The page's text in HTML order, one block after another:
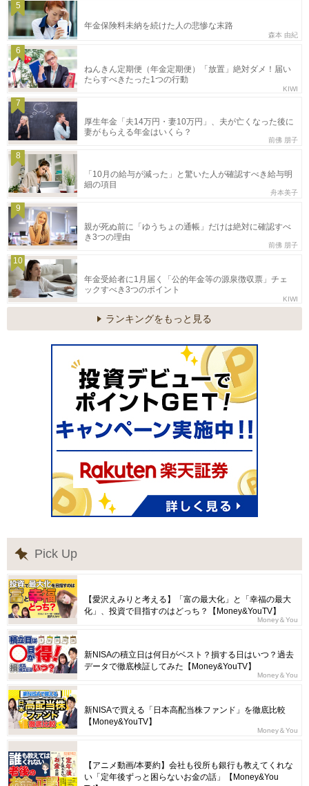
5
年金保険料未納を続けた人の悲惨な末路
森本 由紀
6
ねんきん定期便（年金定期便）「放置」絶対ダメ！届い
たらすべきたった1つの行動
KIWI
7
厚生年金「夫14万円・妻10万円」、夫が亡くなった後に
妻がもらえる年金はいくら？
前佛 朋子
8
「10月の給与が減った」と驚いた人が確認すべき給与明
細の項目
舟本美子
9
親が死ぬ前に「ゆうちょの通帳」だけは絶対に確認すべ
き3つの理由
前佛 朋子
10
年金受給者に1月届く「公的年金等の源泉徴収票」チェ
ックすべき3つのポイント
KIWI
ランキングをもっと見る
Pick Up
【愛沢えみりと考える】「富の最大化」と「幸福の最大
化」、投資で目指すのはどっち？【Money&YouTV】
Money＆You
新NISAの積立日は何日がベスト？損する日はいつ？過去
データで徹底検証してみた【Money&YouTV】
Money＆You
新NISAで買える「日本高配当株ファンド」を徹底比較
【Money&YouTV】
Money＆You
【アニメ動画/本要約】会社も役所も銀行も教えてくれな
い「定年後ずっと困らないお金の話」【Money&You